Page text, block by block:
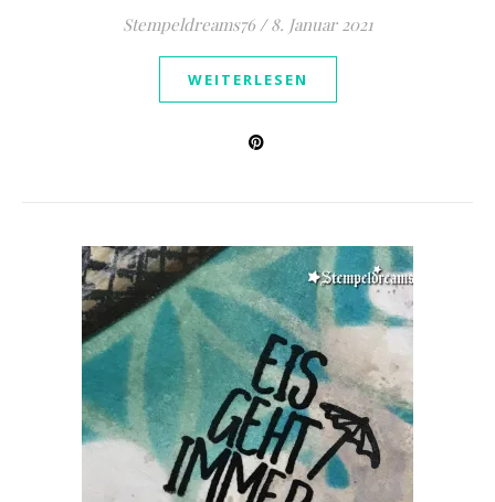
Stempeldreams76 / 8. Januar 2021
WEITERLESEN